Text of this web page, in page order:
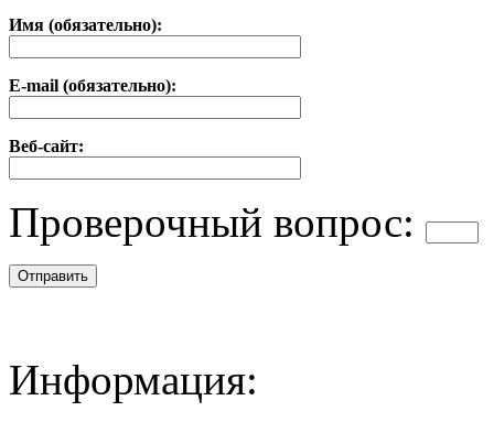
Имя (обязательно):
E-mail (обязательно):
Веб-сайт:
Проверочный вопрос:
Информация: